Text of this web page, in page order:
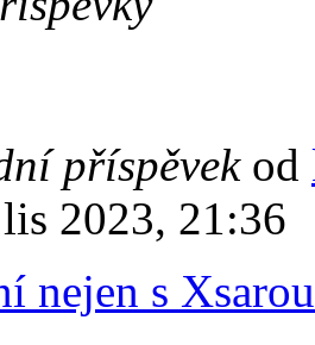
příspěvekod
2023, 21:36
nejen s Xsarou